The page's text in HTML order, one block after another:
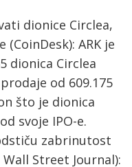
dionice Circlea,
ARK je
dionica Circlea
od 609.175
što je dionica
svoje IPO-e.
zabrinutost
Street Journal):